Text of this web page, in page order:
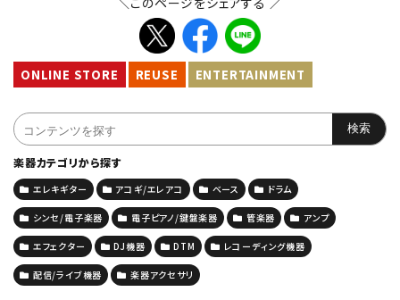
ONLINE STORE REUSE ENTERTAINMENT
楽器カテゴリから探す
エレキギター アコギ/エレアコ ベース ドラム
シンセ/電子楽器 電子ピアノ/鍵盤楽器 管楽器 アンプ
エフェクター DJ機器 DTM レコーディング機器
配信/ライブ機器 楽器アクセサリ